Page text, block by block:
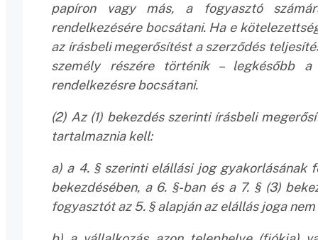
papíron vagy más, a fogyasztó
rendelkezésére bocsátani. Ha e
az írásbeli megerősítést a szerződés
személy részére történik – legkésőbb
rendelkezésre bocsátani.
(2) Az (1) bekezdés szerinti írásbeli
tartalmaznia kell:
a) a 4. § szerinti elállási jog gyakorlásának
bekezdésében, a 6. §-ban és a 7. § (3)
fogyasztót az 5. § alapján az elállás joga